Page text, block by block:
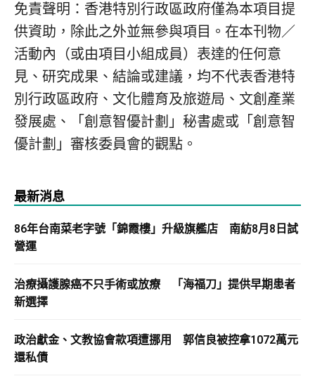
免責聲明：香港特別行政區政府僅為本項目提
供資助，除此之外並無參與項目。在本刊物／
活動內（或由項目小組成員）表達的任何意
見、研究成果、結論或建議，均不代表香港特
別行政區政府、文化體育及旅遊局、文創產業
發展處、「創意智優計劃」秘書處或「創意智
優計劃」審核委員會的觀點。
最新消息
86年台南菜老字號「錦霞樓」升級旗艦店 南紡8月8日試
營運
治療攝護腺癌不只手術或放療 「海福刀」提供早期患者
新選擇
政治獻金、文教協會款項遭挪用 郭信良被控拿1072萬元
還私債